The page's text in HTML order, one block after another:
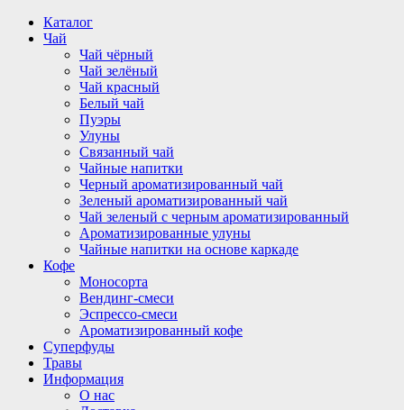
Перейти
содержимому
Каталог
Чай
Чай чёрный
Чай зелёный
Чай красный
Белый чай
Пуэры
Улуны
Связанный чай
Чайные напитки
Черный ароматизированный чай
Зеленый ароматизированный чай
Чай зеленый с черным ароматизированный
Ароматизированные улуны
Чайные напитки на основе каркаде
Кофе
Моносорта
Вендинг-смеси
Эспрессо-смеси
Ароматизированный кофе
Суперфуды
Травы
Информация
О нас